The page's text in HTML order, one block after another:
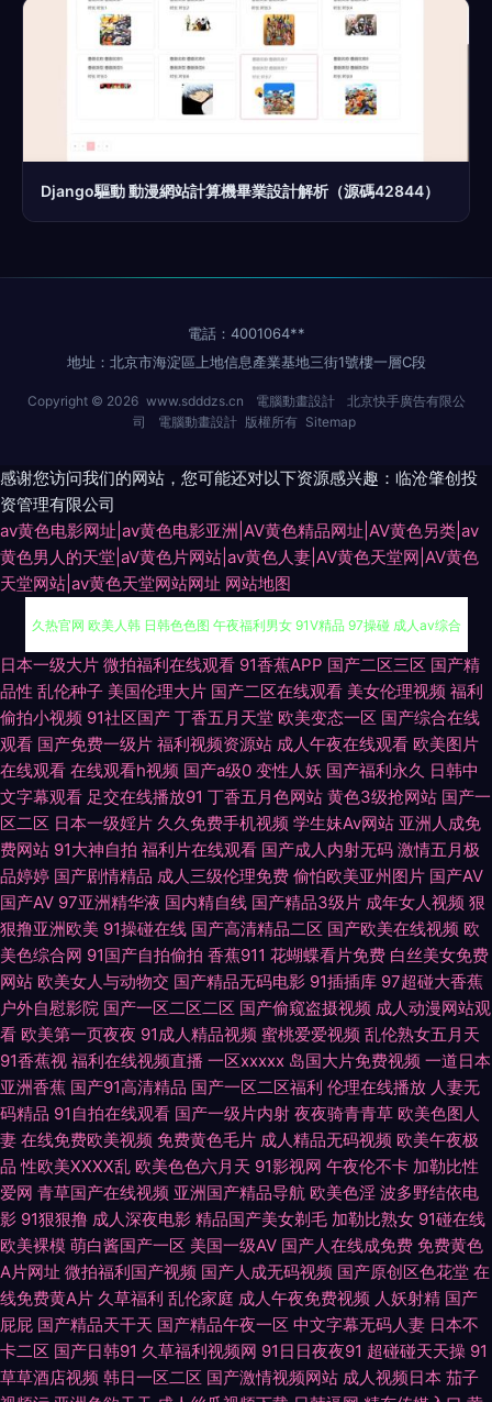
Django驅動 動漫網站計算機畢業設計解析（源碼42844）
電話：4001064**
地址：北京市海淀區上地信息產業基地三街1號樓一層C段
Copyright © 2026 www.sdddzs.cn 電腦動畫設計
北京快手廣告有限公
司
電腦動畫設計 版權所有 Sitemap
感谢您访问我们的网站，您可能还对以下资源感兴趣：临沧肇创投
资管理有限公司
av黄色电影网址|av黄色电影亚洲|AV黄色精品网址|AV黄色另类|av
黄色男人的天堂|aV黄色片网站|av黄色人妻|AV黄色天堂网|AV黄色
天堂网站|av黄色天堂网站网址 网站地图
第一福利所AV 欧美色性交 97超碰论坛 国产精品内射视频 极品视频久久青草
久热官网 欧美人韩 日韩色色图 午夜福利男女 91V精品 97操碰 成人av综合
激情综合影院 青青草草网 涩性爱v 91大神孕妇 成人sss网站 国产一二av 美
女午夜私人影院 人妖黃色一級A片 微拍福利88 亚洲黄网2025 51草逼 97超
碰源 www欧美粗大 国产人妖av网 亚洲另类偷拍精品 www人人色 第一福利
色导 国产深福利 日本91视频 亚洲三级av 91美脚恋足社区 波多野吉衣家91
国产成人十二区 日本成人A片网址 91香蕉在线网站 超碰在线影院 www91n
在线 91一道本 欧美射精 亚洲网址黄色 亚洲91网站 日本色情导航 国产视频
11页 www变态天堂 变态另类欧美 在线视频第6页 97超碰色情 精品视频99
免费黄色片子 欧美性国产 日韩在线精品色色 午夜少好福利 足交丝袜在线视
频 91免费网页链接 东京热AV综合网 国产性爱区一区 青娱乐91 三级网站国
产 亚洲影视一二三区 91内射白虎白丝 AV在线资源网 超碰人人熟女 国产10
页 黄网站观看入口 老湿机福利69 欧美亚州国产 日韩A∨小电影 五月天影院
一级肏屄 91大神网址 www99肏 韩国操逼网 美女瑟瑟视频 日韩欧美撸啊撸
日本一级大片 微拍福利在线观看 91香蕉APP 国产二区三区 国产精
品性 乱伦种子 美国伦理大片 国产二区在线观看 美女伦理视频 福利
偷拍小视频 91社区国产 丁香五月天堂 欧美变态一区 国产综合在线
观看 国产免费一级片 福利视频资源站 成人午夜在线观看 欧美图片
在线观看 在线观看h视频 国产a级0 变性人妖 国产福利永久 日韩中
文字幕观看 足交在线播放91 丁香五月色网站 黄色3级抢网站 国产一
区二区 日本一级婬片 久久免费手机视频 学生妹Av网站 亚洲人成免
费网站 91大神自拍 福利片在线观看 国产成人内射无码 激情五月极
品婷婷 国产剧情精品 成人三级伦理免费 偷怕欧美亚州图片 国产AV
国产AV 97亚洲精华液 国内精自线 国产精品3级片 成年女人视频 狠
狠撸亚洲欧美 91操碰在线 国产高清精品二区 国产欧美在线视频 欧
美色综合网 91国产自拍偷拍 香蕉911 花蝴蝶看片免费 白丝美女免费
网站 欧美女人与动物交 国产精品无码电影 91插插库 97超碰大香蕉
户外自慰影院 国产一区二区二区 国产偷窥盗摄视频 成人动漫网站观
看 欧美第一页夜夜 91成人精品视频 蜜桃爱爱视频 乱伦熟女五月天
91香蕉视 福利在线视频直播 一区xxxxx 岛国大片免费视频 一道日本
亚洲香蕉 国产91高清精品 国产一区二区福利 伦理在线播放 人妻无
码精品 91自拍在线观看 国产一级片内射 夜夜骑青青草 欧美色图人
妻 在线免费欧美视频 免费黄色毛片 成人精品无码视频 欧美午夜极
品 性欧美ⅩⅩⅩⅩ乱 欧美色色六月天 91影视网 午夜伦不卡 加勒比性
爱网 青草国产在线视频 亚洲国产精品导航 欧美色淫 波多野结依电
影 91狠狠撸 成人深夜电影 精品国产美女剃毛 加勒比熟女 91碰在线
欧美裸模 萌白酱国产一区 美国一级AV 国产人在线成免费 免费黄色
A片网址 微拍福利国产视频 国产人成无码视频 国产原创区色花堂 在
线免费黄A片 久草福利 乱伦家庭 成人午夜免费视频 人妖射精 国产
屁屁 国产精品天干天 国产精品午夜一区 中文字幕无码人妻 日本不
卡二区 国产日韩91 久草福利视频网 91日日夜夜91 超碰碰天天操 91
草草酒店视频 韩日一区二区 国产激情视频网站 成人视频日本 茄子